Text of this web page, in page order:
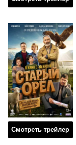
Смотреть трейлер